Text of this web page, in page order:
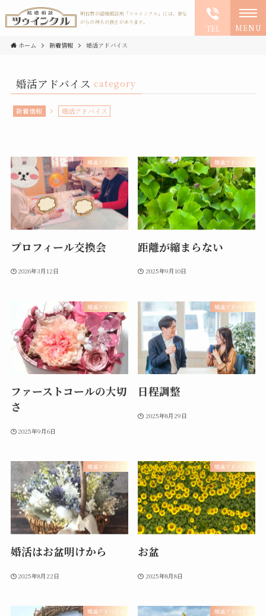
明石市の結婚相談所「ツゥインクル」には、昔な
がらの仲人の良さがあります。
TEL MENU
ホーム 新着情報 婚活アドバイス
婚活アドバイス category
新着情報 婚活アドバイス
婚活アドバイス
プロフィール交換会
2026年3月12日
婚活アドバイス
距離が縮まらない
2025年9月10日
婚活アドバイス
ファーストコールの大切
さ
2025年9月6日
婚活アドバイス
日程調整
2025年8月29日
婚活アドバイス
婚活はお盆明けから
2025年8月22日
婚活アドバイス
お盆
2025年8月8日
婚活アドバイス 婚活アドバイス